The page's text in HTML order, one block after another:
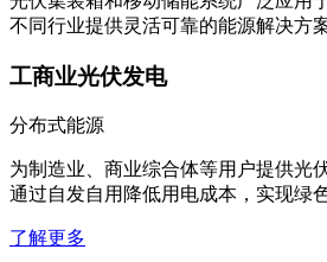
不同行业提供灵活可靠的能源解决方案
工商业光伏发电
分布式能源
为制造业、商业综合体等用户提供光
通过自发自用降低用电成本，实现绿
了解更多